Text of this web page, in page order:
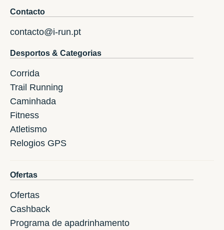
Contacto
contacto@i-run.pt
Desportos & Categorias
Corrida
Trail Running
Caminhada
Fitness
Atletismo
Relogios GPS
Ofertas
Ofertas
Cashback
Programa de apadrinhamento